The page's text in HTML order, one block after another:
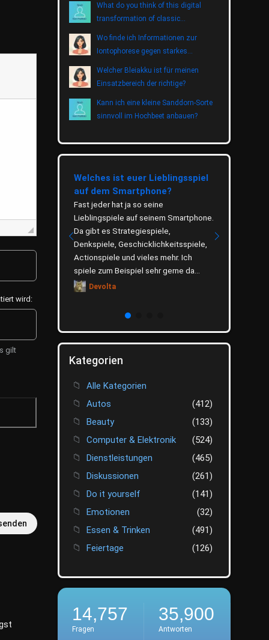
wird:
gilt
What do you think of this digital
transformation of classic
Wo finde ich Informationen zur
Iontophorese gegen starkes
Welcher Bleiakku ist für meinen
Einsatzbereich der richtige?
Kann ich eine kleine Sanddorn-Sorte
sinnvoll im Hochbeet anbauen?
und ist
Ob als
Welches ist euer Lieblingsspiel
auf dem Smartphone?
Fast jeder hat ja so seine
Lieblingspiele auf seinem Smartphone.
Da gibt es Strategiespiele,
Denkspiele, Geschicklichkeitsspiele,
Actionspiele und vieles mehr. Ich
spiele zum Beispiel sehr gerne da...
Devolta
Kategorien
Alle Kategorien
Autos
(412)
Beauty
(133)
Computer & Elektronik
(524)
Dienstleistungen
(465)
Diskussionen
(261)
Do it yourself
(141)
Emotionen
(32)
Essen & Trinken
(491)
Feiertage
(126)
Gesellschaft
(446)
14,757
Fragen
35,900
Antworten